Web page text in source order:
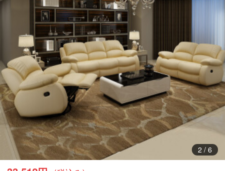
3/ 6